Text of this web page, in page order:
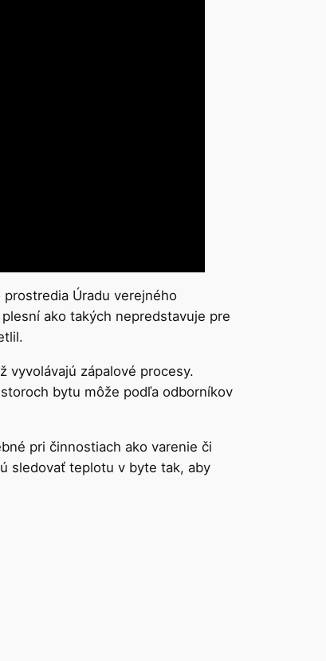
Úradu verejného
ako takých nepredstavuje pre
vyvolávajú zápalové procesy.
bytu môže podľa odborníkov
pri činnostiach ako varenie či
sledovať teplotu v byte tak, aby